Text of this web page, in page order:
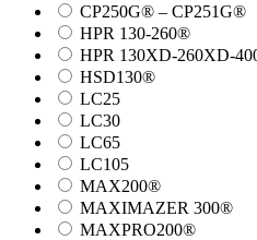
CP250G® – CP251G®
HPR 130-260®
HPR 130XD-260XD-
HSD130®
LC25
LC30
LC65
LC105
MAX200®
MAXIMAZER 300®
MAXPRO200®